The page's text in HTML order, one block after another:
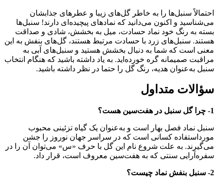
احتمالاً سنبل‌ها را به خاطر گل‌های زیبا و عطرهای جذابشان
می‌شناسید و اکنون می‌دانید که نمادهای پیچیده‌ای دارند! سنبل‌ها
بسته به رنگ خود نماد حسادت، میل به بخشش، شادی و صداقت
هستند. سنبل‌های زرد با حسادت مرتبط هستند، گل‌های بنفش به این
معنی است که شما به دنبال بخشش هستید و سنبل‌های آبی به
مراقبت صمیمانه گره‌ خورده‌اید. به یاد داشته باشید که هنگام انتخاب
سنبل به‌عنوان هدیه، رنگ گل را حتما در نظر داشته باشید.
سؤالات متداول
1- چرا گل سنبل در هفت‌سین هست؟
سنبل نماد فصل بهار است و به‌عنوان یک گیاه تزئینی محبوب
مورداستفاده کسانی است که در سراسر جهان نوروز را جشن
می‌گیرند. به علت شروع نام این گل با حرف «س» می‌توان آن را در
سفره‌آرایی سنتی که به هفت‌سین معروف است، قرار داد.
2- سنبل بنفش نماد چیست؟